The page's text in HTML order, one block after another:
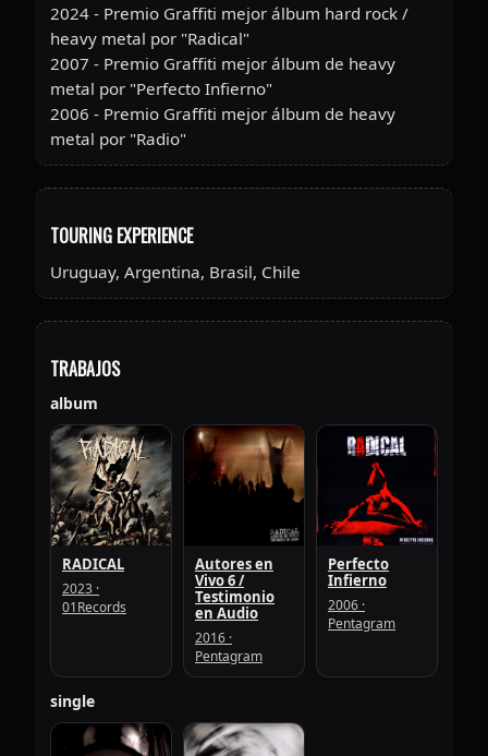
2024 - Premio Graffiti mejor álbum hard rock /
heavy metal por "Radical"
2007 - Premio Graffiti mejor álbum de heavy
metal por "Perfecto Infierno"
2006 - Premio Graffiti mejor álbum de heavy
metal por "Radio"
TOURING EXPERIENCE
Uruguay, Argentina, Brasil, Chile
TRABAJOS
album
RADICAL
2023 ·
01Records
Autores en
Vivo 6 /
Testimonio
en Audio
2016 ·
Pentagram
Perfecto
Infierno
2006 ·
Pentagram
single